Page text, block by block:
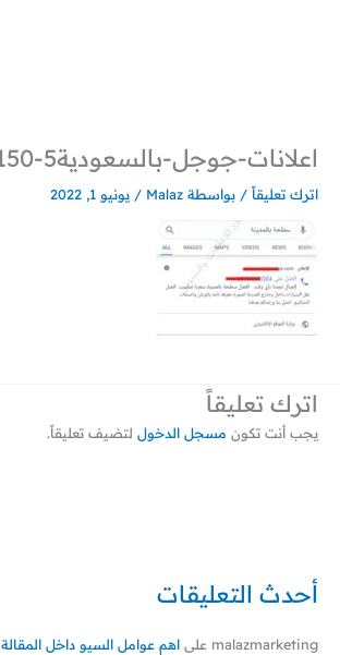
أحدث التعليقات
malazmarketing على اهم عوامل السيو داخل المقالة 2022
اعلانات-جوجل-بالسعودية5-150×150
اترك تعليقاً / بواسطة Malaz
/ يونيو 1, 2022
اترك تعليقاً
يجب أنت تكون مسجل الدخول لتضيف تعليقاً.